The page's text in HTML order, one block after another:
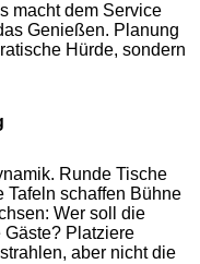
macht dem Service
Genießen. Planung
Hürde, sondern
Runde Tische
Tafeln schaffen Bühne
Wer soll die
Gäste? Platziere
aber nicht die